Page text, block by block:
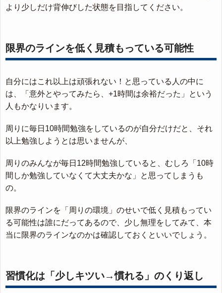
より少しだけ背伸びした状態を目指してください。
限界のラインを低く見積もっている可能性
自分にはこれ以上は頑張れない！と思っている人の中に
は、「意外とやってみたら、+1時間は余裕だった」という
人もかなりいます。
周りに毎日10時間勉強をしているのが自分だけだと、それ
以上勉強しようとは思いませんが、
周りのみんなが毎日12時間勉強していると、むしろ「10時
間しか勉強していなくて大丈夫かな」と思ってしまうも
の。
限界のラインを「周りの環境」のせいで低く見積もってい
る可能性は誰にだってあるので、少し無理をしてみて、本
当に限界のラインなのかは確認しておくといいでしょう。
習慣化は「少しキツい→慣れる」のくり返し